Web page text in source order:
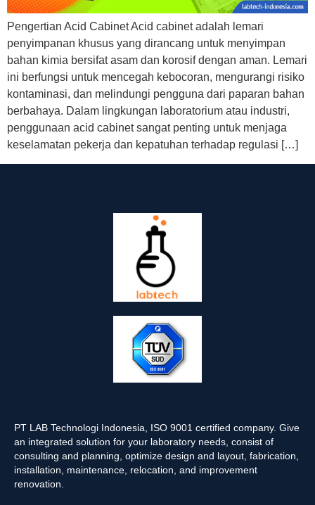
Pengertian Acid Cabinet Acid cabinet adalah lemari
penyimpanan khusus yang dirancang untuk menyimpan
bahan kimia bersifat asam dan korosif dengan aman. Lemari
ini berfungsi untuk mencegah kebocoran, mengurangi risiko
kontaminasi, dan melindungi pengguna dari paparan bahan
berbahaya. Dalam lingkungan laboratorium atau industri,
penggunaan acid cabinet sangat penting untuk menjaga
keselamatan pekerja dan kepatuhan terhadap regulasi […]
PT LAB Technologi Indonesia, ISO 9001 certified company. Give
an integrated solution for your laboratory needs, consist of
consulting and planning, optimize design and layout, fabrication,
installation, maintenance, relocation, and improvement
renovation.